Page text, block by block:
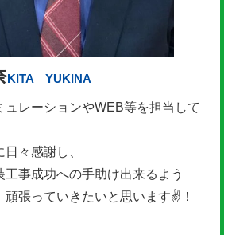
KITA YUKINA
ュレーションやWEB等を担当して
々感謝し、
工事成功への手助け出来るよう
頑張っていきたいと思います✌！